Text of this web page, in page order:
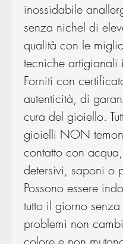
inossidabile
senza nichel di
qualità con le
tecniche artigianali
Forniti con
autenticità, di
cura del gioiello.
gioielli NON
contatto con acqua,
detersivi, saponi o
Possono essere
tutto il giorno senza
problemi non